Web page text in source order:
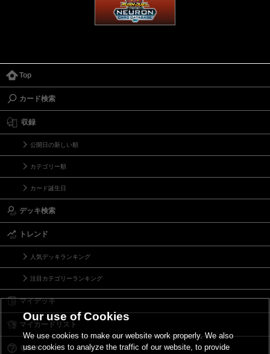
Top
カード検索
収録
公開日の新しい順
カテゴリー順
カード誕生日
デッキ検索
トレンド
人気デッキランキング
注目カテゴリーランキング
マイデッキ
マイカードリスト
Ｑ＆Ａ
Our use of Cookies
We use cookies to make our website work properly. We also
use cookies to analyze the traffic of our website, to provide